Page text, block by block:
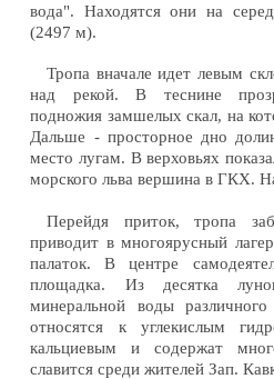
вода". Находятся они на
(2497 м).
Тропа вначале идет левым
над рекой. В теснине
подножия замшелых скал, на
Дальше - просторное дно
место лугам. В верховьях
морского льва вершина в ГКХ.
Перейдя приток, тропа
приводит в многоярусный
палаток. В центре
площадка. Из десятка
минеральной воды
относятся к углекислым
кальциевым и содержат
славится среди жителей Зап.